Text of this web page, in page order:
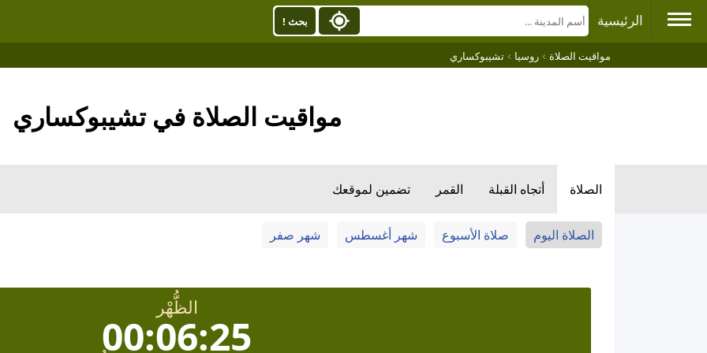
الرئيسية بحث !
مواقيت الصلاة › روسيا › تشيبوكساري
مواقيت الصلاة في تشيبوكساري
الصلاة أتجاه القبلة القمر تضمين لموقعك
الصلاة اليوم صلاة الأسبوع شهر أغسطس شهر صفر
الظُّهْر
00:06:24